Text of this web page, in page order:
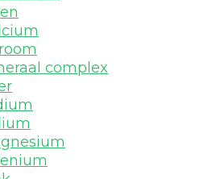
complex